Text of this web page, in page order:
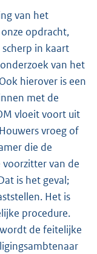
van het
opdracht,
in kaart
van het
hierover is een
met de
vloeit voort uit
vroeg of
die de
van de
is het geval;
Het is
procedure.
de feitelijke